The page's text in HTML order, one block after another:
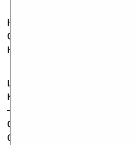
Теперь о
невысокой, вопреки
скидки в $100 и
на 2 года стоимость
— док-
цилиндра для
которой должна
— к поверхности
отдельно. Комплект
стоить $70. Для